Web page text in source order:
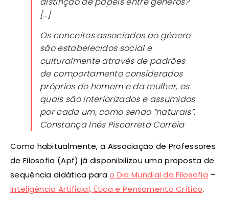
[…]
Os conceitos associados ao género
são estabelecidos social e
culturalmente através de padrões
de comportamento considerados
próprios do homem e da mulher, os
quais são interiorizados e assumidos
por cada um, como sendo “naturais”.
Constança Inês Piscarreta Correia
Como habitualmente, a Associação de Professores
de Filosofia (Apf) já disponibilizou uma proposta de
sequência didática parao Dia Mundial da Filosofia –
Inteligência Artificial, Ética e Pensamento Crítico.